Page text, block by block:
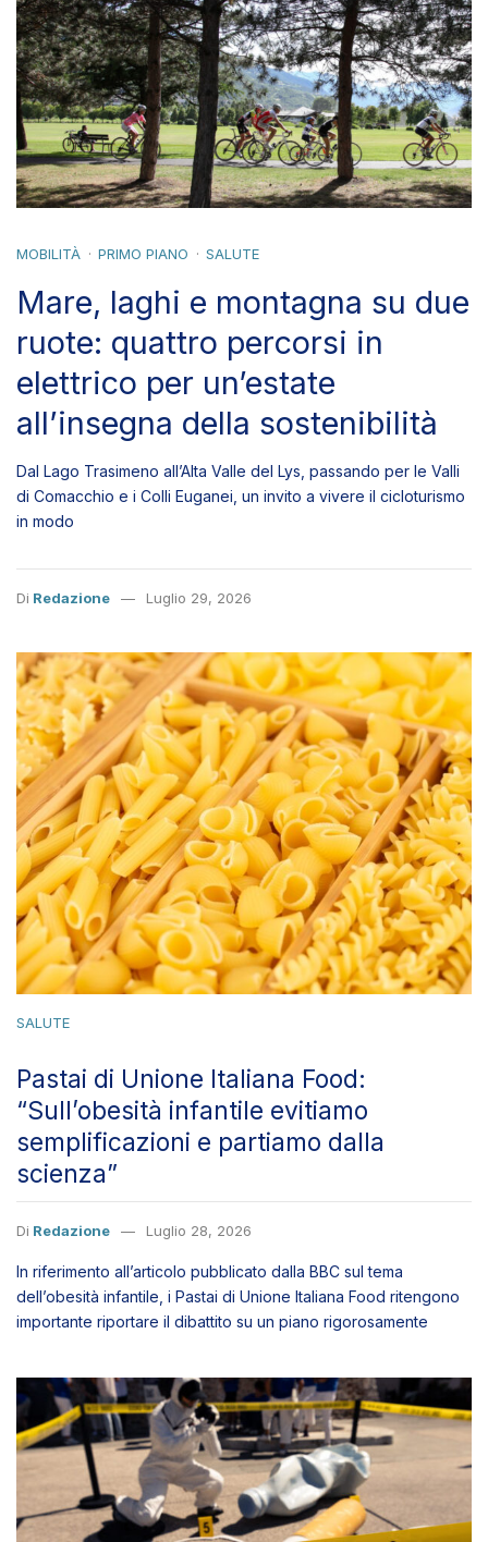
MOBILITÀ PRIMO PIANO SALUTE
Mare, laghi e montagna su due
all’insegna della sostenibilità
Dal Lago Trasimeno all’Alta Valle del Lys, passando per le Valli
di Comacchio e i Colli Euganei, un invito a vivere il cicloturismo
in modo
Di Redazione Luglio 29, 2026
SALUTE
Pastai di Unione Italiana Food:
“Sull’obesità infantile evitiamo
semplificazioni e partiamo dalla
scienza”
DiRedazione Luglio 28, 2026
In riferimento all’articolo pubblicato dalla BBC sul tema